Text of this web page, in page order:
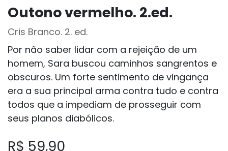
Outono vermelho. 2.ed.
Cris Branco. 2. ed.
Por não saber lidar com a rejeição de um
homem, Sara buscou caminhos sangrentos e
obscuros. Um forte sentimento de vingança
era a sua principal arma contra tudo e contra
todos que a impediam de prosseguir com
seus planos diabólicos.
R$ 59,90